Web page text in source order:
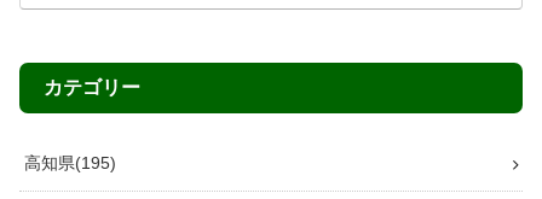
カテゴリー
高知県 195